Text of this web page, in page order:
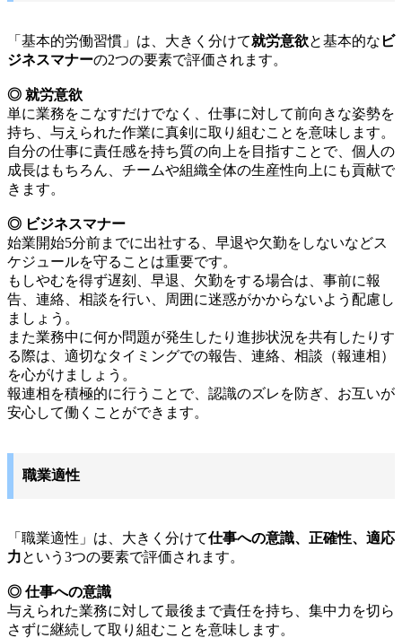
「基本的労働習慣」は、大きく分けて就労意欲と基本的な ビ
ジネスマナーの2つの要素で評価されます。
◎ 就労意欲
単に業務をこなすだけでなく、仕事に対して前向きな姿勢を
持ち、与えられた作業に真剣に取り組むことを意味します。
自分の仕事に責任感を持ち質の向上を目指すことで、個人の
成長はもちろん、チームや組織全体の生産性向上にも貢献で
きます。
◎ ビジネスマナー
始業開始5分前までに出社する、早退や欠勤をしないなどス
ケジュールを守ることは重要です。
もしやむを得ず遅刻、早退、欠勤をする場合は、事前に報
告、連絡、相談を行い、周囲に迷惑がかからないよう配慮し
ましょう。
また業務中に何か問題が発生したり進捗状況を共有したりす
る際は、適切なタイミングでの報告、連絡、相談（報連相）
を心がけましょう。
報連相を積極的に行うことで、認識のズレを防ぎ、お互いが
安心して働くことができます。
職業適性
「職業適性」は、大きく分けて仕事への意識、正確性、適応
力という3つの要素で評価されます。
◎ 仕事への意識
与えられた業務に対して最後まで責任を持ち、集中力を切ら
さずに継続して取り組むことを意味します。